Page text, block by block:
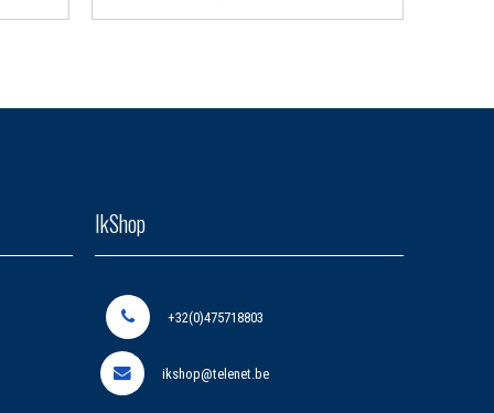
IkShop
+32(0)475718803
ikshop@telenet.be